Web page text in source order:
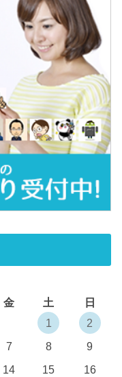
金 土
日
1
2
7 8
9
14 15
16